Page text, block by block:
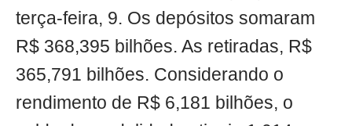
terça-feira, 9. Os depósitos somaram
R$ 368,395 bilhões. As retiradas, R$
365,791 bilhões. Considerando o
rendimento de R$ 6,181 bilhões, o